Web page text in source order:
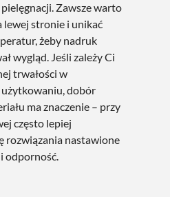
Zawsze warto
lewej stronie i unikać
żeby nadruk
wygląd. Jeśli zależy Ci
trwałości w
dobór
ma znaczenie – przy
często lepiej
rozwiązania nastawione
odporność.